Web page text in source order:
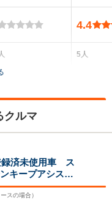
ア
1.62m
全幅
1.7m
4m
4.4
5人
クルマ
済未使用車 ス
キープアシス
ン シートヒー
パーデアイサ
スの場合）